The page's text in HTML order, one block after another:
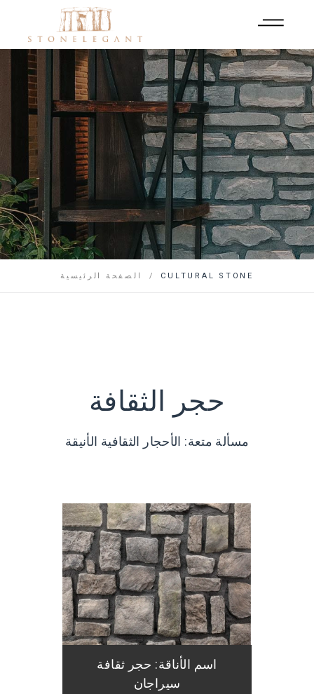
الصفحة الرئيسية CULTURAL STONE
حجر الثقافة
مسألة متعة: الأحجار الثقافية الأنيقة
اسم الأناقة: حجر ثقافة
سيراجان